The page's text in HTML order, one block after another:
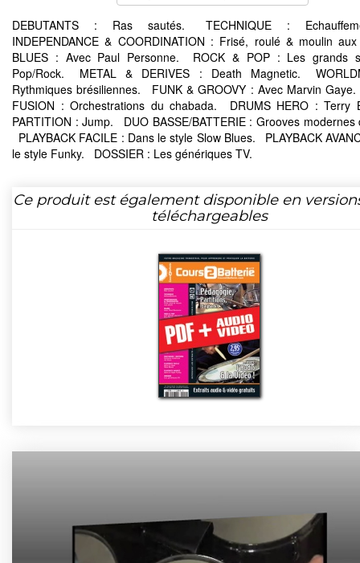
DEBUTANTS : Ras sautés. TECHNIQUE :
INDEPENDANCE & COORDINATION : Frisé, roulé & moulin
BLUES : Avec Paul Personne. ROCK & POP : Les grands
Pop/Rock. METAL & DERIVES : Death Magnetic.
Rythmiques brésiliennes. FUNK & GROOVY : Avec Marvin
FUSION : Orchestrations du chabada. DRUMS HERO :
PARTITION : Jump. DUO BASSE/BATTERIE : Grooves modernes
PLAYBACK FACILE : Dans le style Slow Blues. PLAYBACK
le style Funky. DOSSIER : Les génériques TV.
Ce produit est également disponible en
téléchargeables